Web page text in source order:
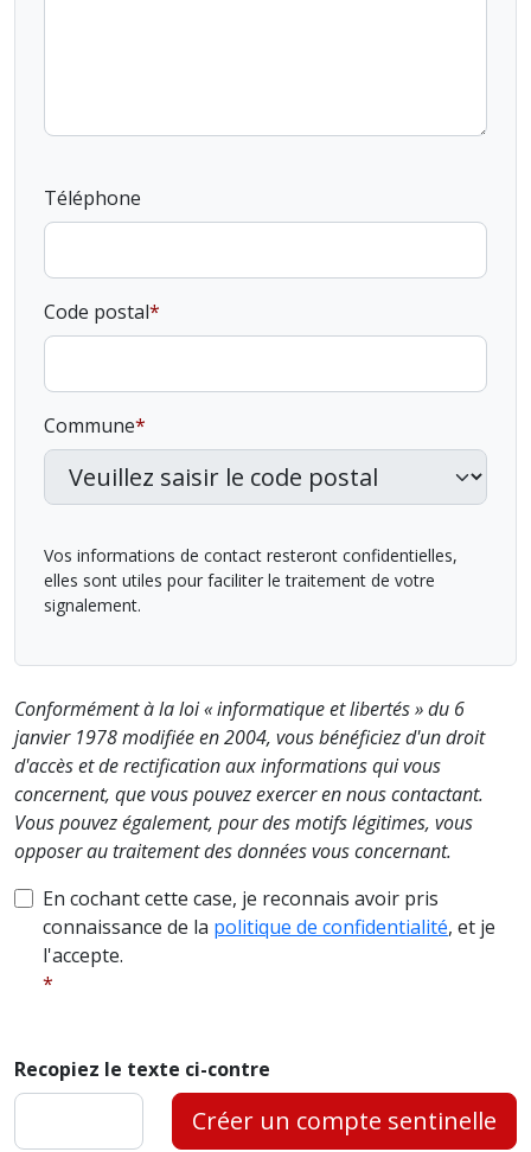
Téléphone
Code postal
Commune
Vos informations de contact resteront confidentielles,
elles sont utiles pour faciliter le traitement de votre
signalement.
Conformément à la loi « informatique et libertés » du 6
janvier 1978 modifiée en 2004, vous bénéficiez d'un droit
d'accès et de rectification aux informations qui vous
concernent, que vous pouvez exercer en nous contactant.
Vous pouvez également, pour des motifs légitimes, vous
opposer au traitement des données vous concernant.
En cochant cette case, je reconnais avoir pris
connaissance de la politique de confidentialité, et je
l'accepte.
Recopiez le texte ci-contre
Créer un compte sentinelle